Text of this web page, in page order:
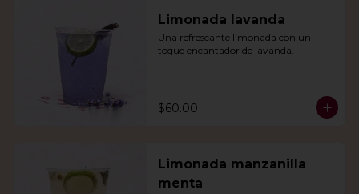
Limonada lavanda
Una refrescante limonada con un
toque encantador de lavanda.
$60.00
Limonada manzanilla
menta